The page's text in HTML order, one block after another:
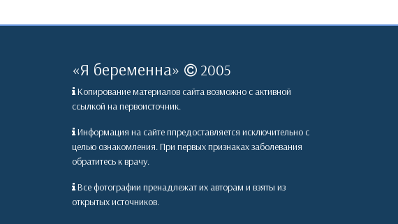
«Я беременна» 2005
Копирование материалов сайта возможно с активной
ссылкой на первоисточник.
Информация на сайте ппредоставляется исключительно с
целью ознакомления. При первых признаках заболевания
обратитесь к врачу.
Все фотографии пренадлежат их авторам и взяты из
открытых источников.